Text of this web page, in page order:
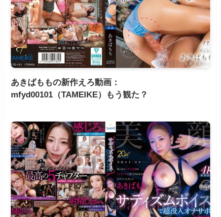
あきばももの新作えろ動画：
mfyd00101（TAMEIKE）もう観た？